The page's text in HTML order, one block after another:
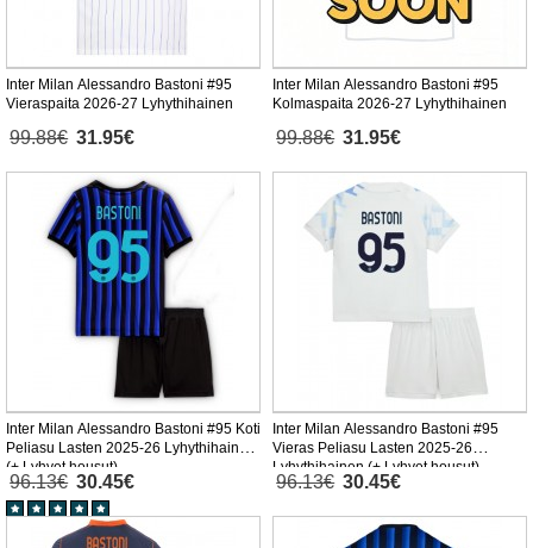
Inter Milan Alessandro Bastoni #95
Vieraspaita 2026-27 Lyhythihainen
99.88€ 31.95€
Inter Milan Alessandro Bastoni #95
Kolmaspaita 2026-27 Lyhythihainen
99.88€ 31.95€
Inter Milan Alessandro Bastoni #95 Koti
Peliasu Lasten 2025-26 Lyhythihainen
(+ Lyhyet housut)
96.13€ 30.45€
Inter Milan Alessandro Bastoni #95
Vieras Peliasu Lasten 2025-26
Lyhythihainen (+ Lyhyet housut)
96.13€ 30.45€